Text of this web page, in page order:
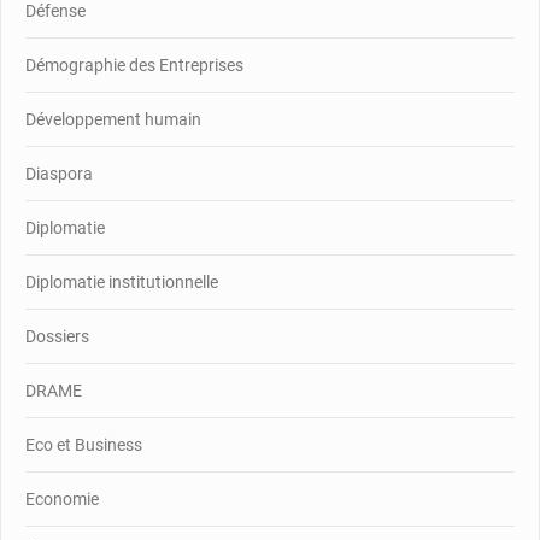
Défense
Démographie des Entreprises
Développement humain
Diaspora
Diplomatie
Diplomatie institutionnelle
Dossiers
DRAME
Eco et Business
Economie